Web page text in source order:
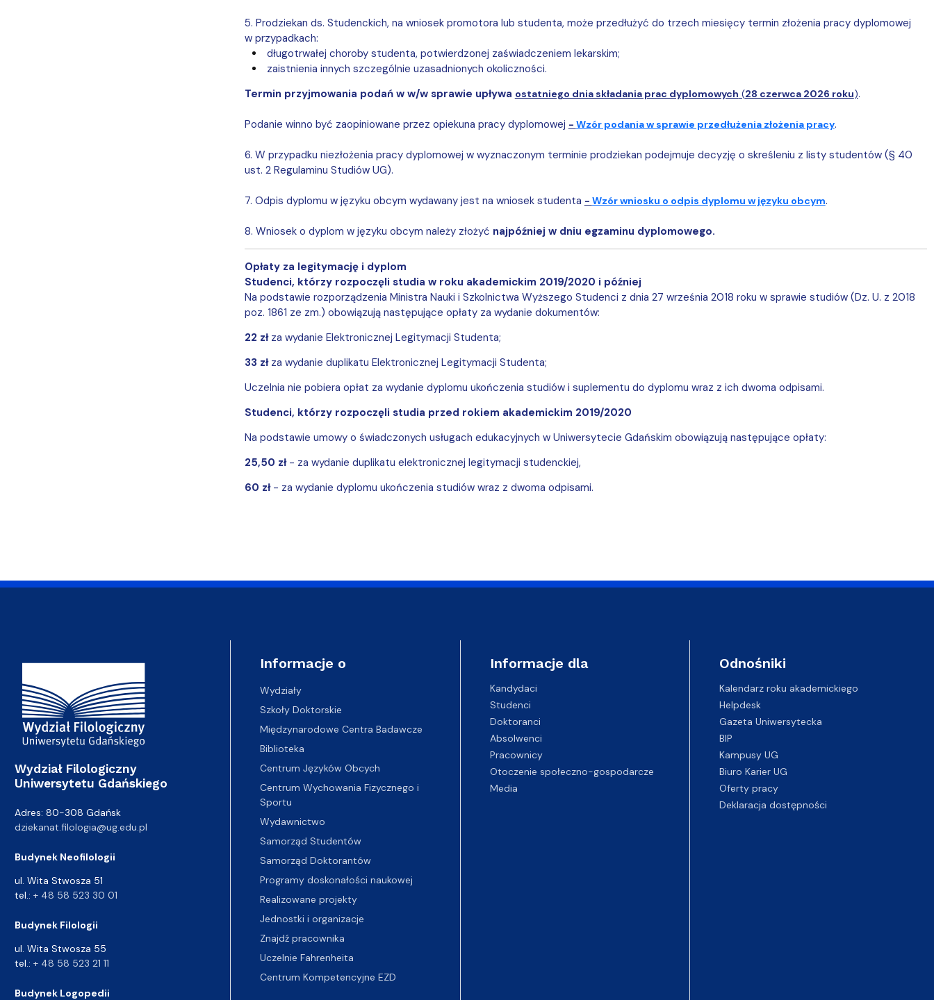
5. Prodziekan ds. Studenckich, na wniosek promotora lub studenta, może przedłużyć do trzech miesięcy termin złożenia pracy dyplomowej
w przypadkach:
długotrwałej choroby studenta, potwierdzonej zaświadczeniem lekarskim;
zaistnienia innych szczególnie uzasadnionych okoliczności.
Termin przyjmowania podań w w/w sprawie upływa ostatniego dnia składania prac dyplomowych (28 czerwca 2026 roku).
Podanie winno być zaopiniowane przez opiekuna pracy dyplomowej - Wzór podania w sprawie przedłużenia złożenia pracy.
6. W przypadku niezłożenia pracy dyplomowej w wyznaczonym terminie prodziekan podejmuje decyzję o skreśleniu z listy studentów (§ 40
ust. 2 Regulaminu Studiów UG).
7. Odpis dyplomu w języku obcym wydawany jest na wniosek studenta - Wzór wniosku o odpis dyplomu w języku obcym.
8. Wniosek o dyplom w języku obcym należy złożyć najpóźniej w dniu egzaminu dyplomowego.
Opłaty za legitymację i dyplom
Studenci, którzy rozpoczęli studia w roku akademickim 2019/2020 i później
Na podstawie rozporządzenia Ministra Nauki i Szkolnictwa Wyższego Studenci z dnia 27 września 2018 roku w sprawie studiów (Dz. U. z 2018
poz. 1861 ze zm.) obowiązują następujące opłaty za wydanie dokumentów:
22 złza wydanie Elektronicznej Legitymacji Studenta;
33 złza wydanie duplikatu Elektronicznej Legitymacji Studenta;
Uczelnia nie pobiera opłat za wydanie dyplomu ukończenia studiów i suplementu do dyplomu wraz z ich dwoma odpisami.
Studenci, którzy rozpoczęli studia przed rokiem akademickim 2019/2020
Na podstawie umowy o świadczonych usługach edukacyjnych w Uniwersytecie Gdańskim obowiązują następujące opłaty:
25,50 zł- za wydanie duplikatu elektronicznej legitymacji studenckiej,
60 zł- za wydanie dyplomu ukończenia studiów wraz z dwoma odpisami.
Adres Wydziału
Wydział Filologiczny
Uniwersytetu Gdańskiego
Adres: 80-308 Gdańsk
dziekanat.filologia@ug.edu.pl
Budynek Neofilologii
ul. Wita Stwosza 51
tel.: + 48 58 523 30 01
Budynek Filologii
ul. Wita Stwosza 55
tel.: + 48 58 523 21 11
Budynek Logopedii
Informacje o
Wydziały
Szkoły Doktorskie
Międzynarodowe Centra Badawcze
Biblioteka
Centrum Języków Obcych
Centrum Wychowania Fizycznego i
Sportu
Wydawnictwo
Samorząd Studentów
Samorząd Doktorantów
Programy doskonałości naukowej
Realizowane projekty
Jednostki i organizacje
Znajdź pracownika
Uczelnie Fahrenheita
Centrum Kompetencyjne EZD
Informacje dla
Kandydaci
Studenci
Doktoranci
Absolwenci
Pracownicy
Otoczenie społeczno-gospodarcze
Media
Odnośniki
Kalendarz roku akademickiego
Helpdesk
Gazeta Uniwersytecka
BIP
Kampusy UG
Biuro Karier UG
Oferty pracy
Deklaracja dostępności